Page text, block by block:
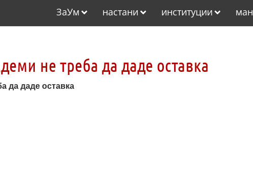
ЗаУм настани институции
не треба да даде оставка
да даде оставка